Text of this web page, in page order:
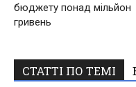
бюджету понад мільйон
гривень
СТАТТІ ПО ТЕМІ